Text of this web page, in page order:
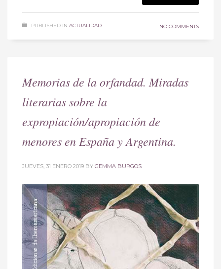
PUBLISHED IN ACTUALIDAD NO COMMENTS
Memorias de la orfandad. Miradas
literarias sobre la
expropiación/apropiación de
menores en España y Argentina.
JUEVES, 31 ENERO 2019 BY GEMMA BURGOS